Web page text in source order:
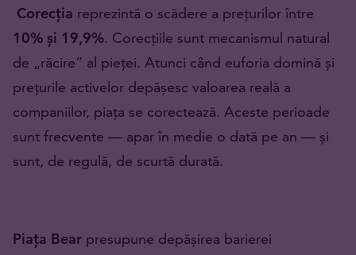
Corecția reprezintă o scădere a prețurilor între
10% și 19,9%. Corecțiile sunt mecanismul natural
de „răcire” al pieței. Atunci când euforia domină și
prețurile activelor depășesc valoarea reală a
companiilor, piața se corectează. Aceste perioade
sunt frecvente — apar în medie o dată pe an — și
sunt, de regulă, de scurtă durată.
Piața Bear presupune depășirea barierei